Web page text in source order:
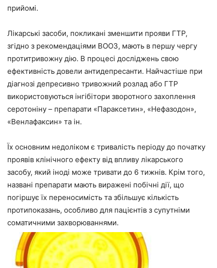
прийомі.
Лікарські засоби, покликані зменшити прояви ГТР,
згідно з рекомендаціями ВООЗ, мають в першу чергу
протитривожну дію. В процесі досліджень свою
ефективність довели антидепресанти. Найчастіше при
діагнозі депресивно тривожний розлад або ГТР
використовуються інгібітори зворотного захоплення
серотоніну – препарати «Параксетин», «Нефазодон»,
«Венлафаксин» та ін.
Їх основним недоліком є тривалість періоду до початку
проявів клінічного ефекту від впливу лікарського
засобу, який іноді може тривати до 6 тижнів. Крім того,
названі препарати мають виражені побічні дії, що
погіршує їх переносимість та збільшує кількість
протипоказань, особливо для пацієнтів з супутніми
соматичними захворюваннями.